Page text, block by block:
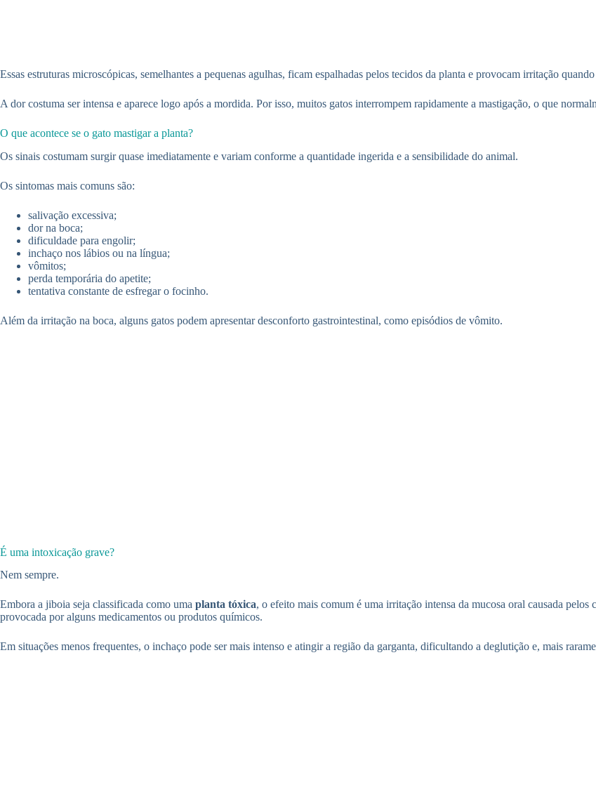
Essas estruturas microscópicas, semelhantes a pequenas agulhas, ficam espalhadas pelos tecidos da planta e provocam irritação
A dor costuma ser intensa e aparece logo após a mordida. Por isso, muitos gatos interrompem rapidamente a mastigação, o que
O que acontece se o gato mastigar a planta?
Os sinais costumam surgir quase imediatamente e variam conforme a quantidade ingerida e a sensibilidade do animal.
Os sintomas mais comuns são:
salivação excessiva;
dor na boca;
dificuldade para engolir;
inchaço nos lábios ou na língua;
vômitos;
perda temporária do apetite;
tentativa constante de esfregar o focinho.
Além da irritação na boca, alguns gatos podem apresentar desconforto gastrointestinal, como episódios de vômito.
É uma intoxicação grave?
Nem sempre.
Embora a jiboia seja classificada como uma planta tóxica, o efeito mais comum é uma irritação intensa da mucosa oral causada
provocada por alguns medicamentos ou produtos químicos.
Em situações menos frequentes, o inchaço pode ser mais intenso e atingir a região da garganta, dificultando a deglutição e, mais